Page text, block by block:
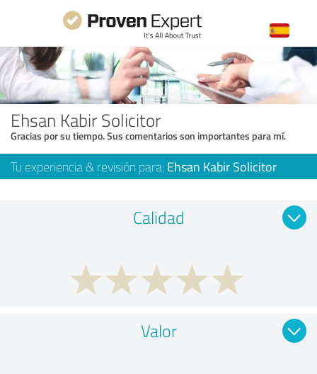
Ehsan Kabir Solicitor
Gracias por su tiempo. Sus comentarios son importantes para mí.
Tu experiencia & revisión para: Ehsan Kabir Solicitor
Calidad
Valor